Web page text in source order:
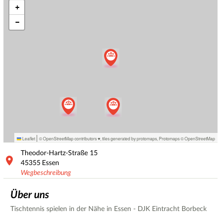
+
−
Leaflet | © OpenStreetMap contributors ♥, tiles generated by protomaps Protomaps©OpenStreetMap
Theodor-Hartz-Straße 15
45355 Essen
Wegbeschreibung
Über uns
Tischtennis spielen in der Nähe in Essen - DJK Eintracht Borbeck